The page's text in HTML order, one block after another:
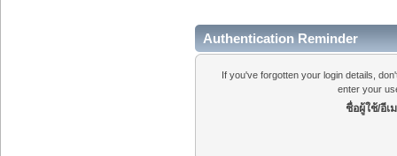
Authentication Reminder
If you've forgotten your login details,
enter your
ชื่อผู้ใช้/อีเ